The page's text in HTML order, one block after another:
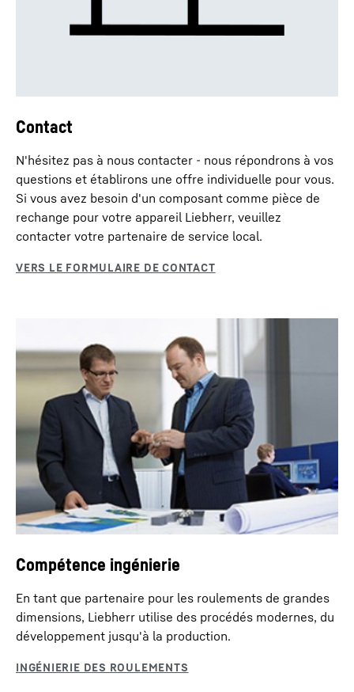
Contact
N'hésitez pas à nous contacter - nous répondrons à vos
questions et établirons une offre individuelle pour vous.
Si vous avez besoin d'un composant comme pièce de
rechange pour votre appareil Liebherr, veuillez
contacter votre partenaire de service local.
Compétence ingénierie
En tant que partenaire pour les roulements de grandes
dimensions, Liebherr utilise des procédés modernes, du
développement jusqu'à la production.